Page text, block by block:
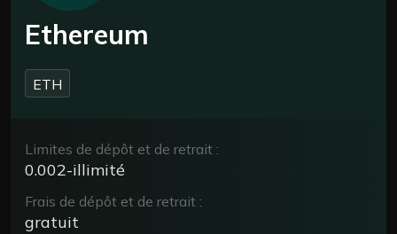
Ethereum
ETH
Limites de dépôt et de retrait :
0.002-illimité
Frais de dépôt et de retrait :
gratuit